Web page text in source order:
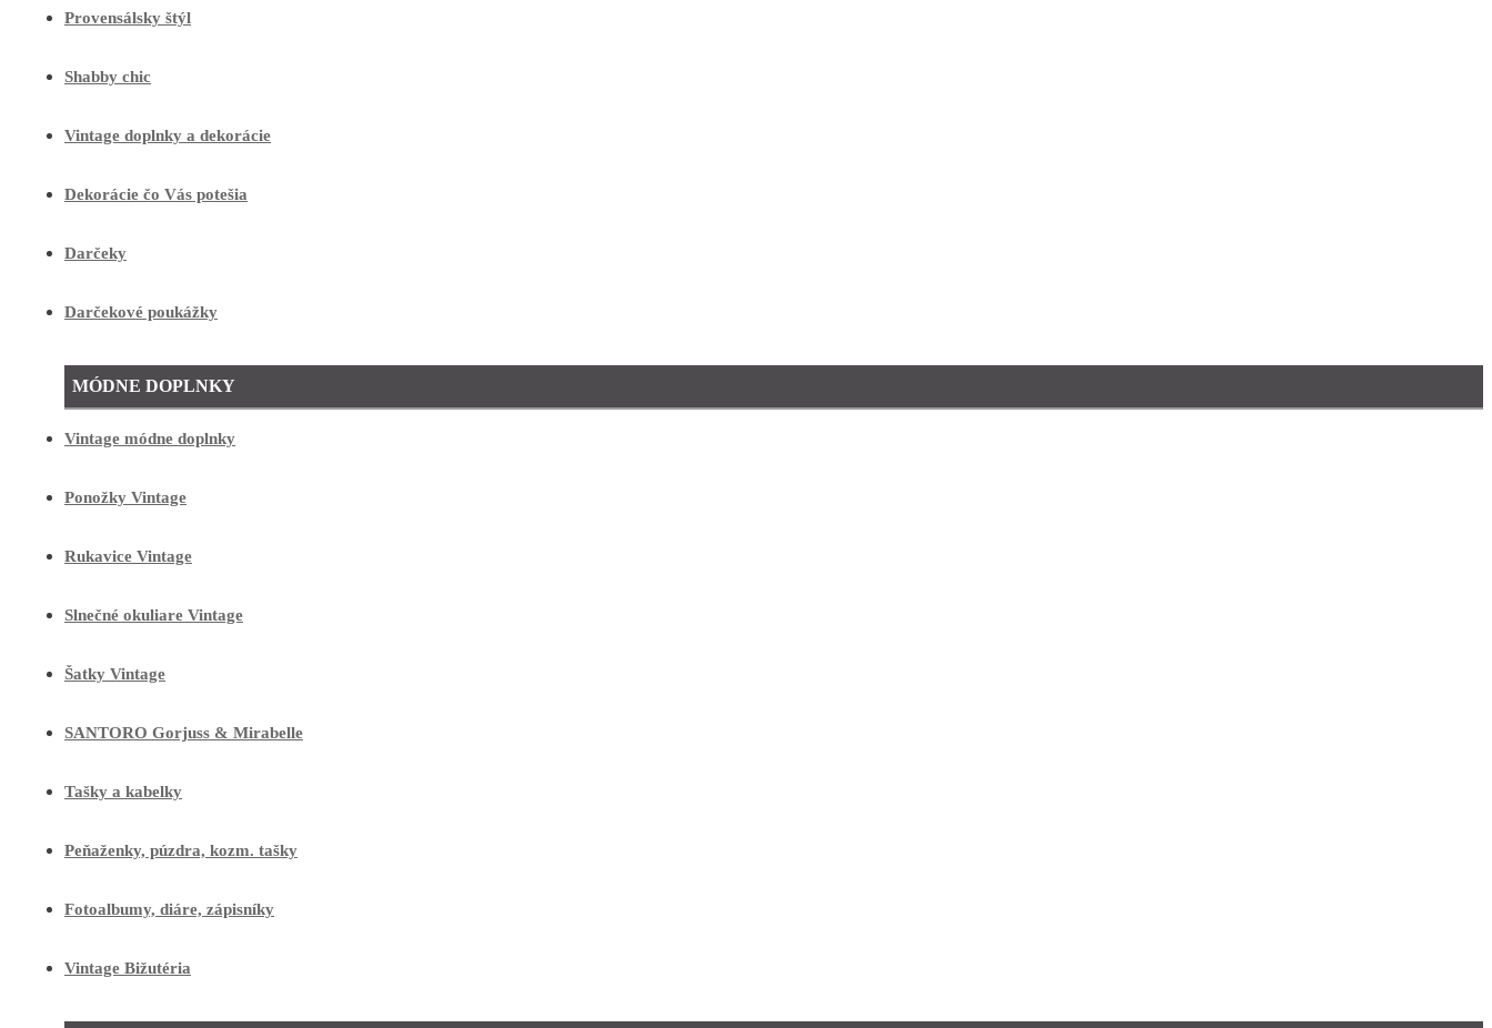
Provensálsky štýl
Shabby chic
Vintage doplnky a dekorácie
Dekorácie čo Vás potešia
Darčeky
Darčekové poukážky
MÓDNE DOPLNKY
Vintage módne doplnky
Ponožky Vintage
Rukavice Vintage
Slnečné okuliare Vintage
Šatky Vintage
SANTORO Gorjuss & Mirabelle
Tašky a kabelky
Peňaženky, púzdra, kozm. tašky
Fotoalbumy, diáre, zápisníky
Vintage Bižutéria